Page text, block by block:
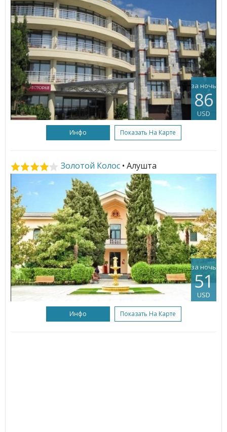
за ночь
86
USD
Инфо Показать На Карте
Золотой Колос • Алушта
за ночь
51
USD
Инфо Показать На Карте